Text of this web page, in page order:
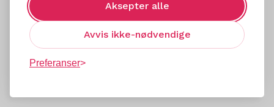
Aksepter alle
Avvis ikke-nødvendige
Preferanser